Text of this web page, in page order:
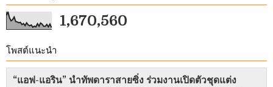
1,670,560
โพสต์แนะนำ
“แอฟ-แอริน” นำทัพดาราสายซิ่ง ร่วมงานเปิดตัวชุดแต่ง